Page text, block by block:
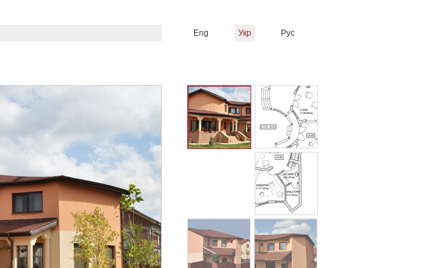
Eng Укр Рус